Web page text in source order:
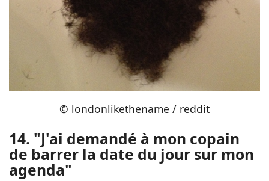
© londonlikethename / reddit
14. "J'ai demandé à mon copain
de barrer la date du jour sur mon
agenda"